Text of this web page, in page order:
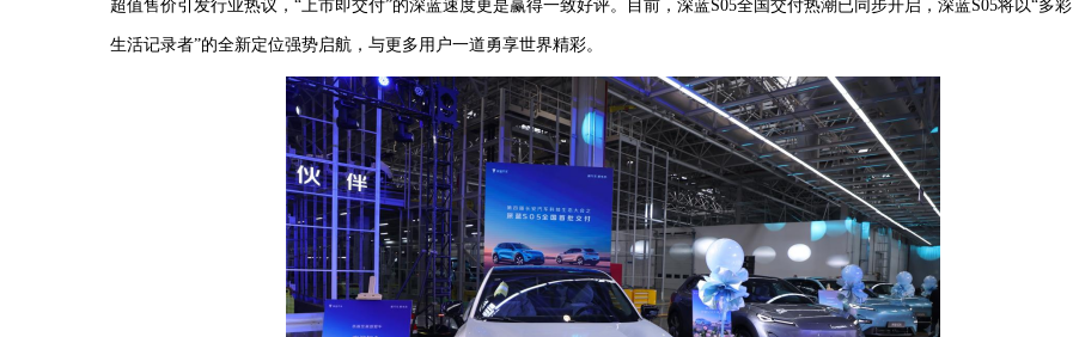
超值售价引发行业热议， “上市即交付”的深蓝速度更是赢得一致好评。目前，深蓝S05全国交付热潮已同步开启，深蓝S05将以“多彩
生活记录者”的全新定位强势启航，与更多用户一道勇享世界精彩。